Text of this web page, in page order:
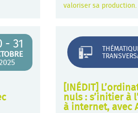
valoriser sa
- 31
[INÉDIT]
nuls : s’initier à
à internet, avec